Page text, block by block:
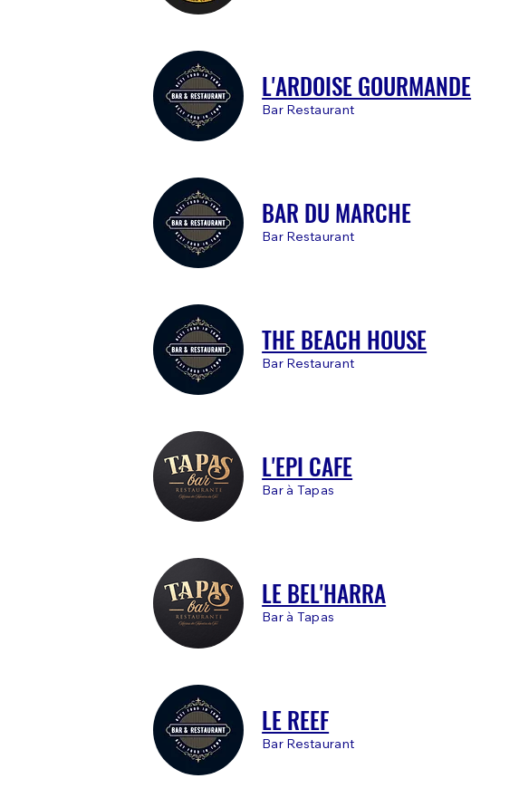
L'ARDOISE GOURMANDE
Bar Restaurant
BAR DU MARCHE
Bar Restaurant
THE BEACH HOUSE
Bar Restaurant
L'EPI CAFE
Bar à Tapas
LE BEL'HARRA
Bar à Tapas
LE REEF
Bar Restaurant